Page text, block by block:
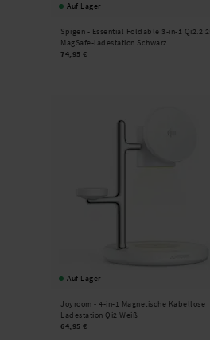
Auf Lager
Spigen - Essential Foldable 3-in-1 Qi2.2
MagSafe-ladestation Schwarz
74,95 €
Auf Lager
Joyroom - 4-in-1 Magnetische Kabellose
Ladestation Qi2 Weiß
64,95 €